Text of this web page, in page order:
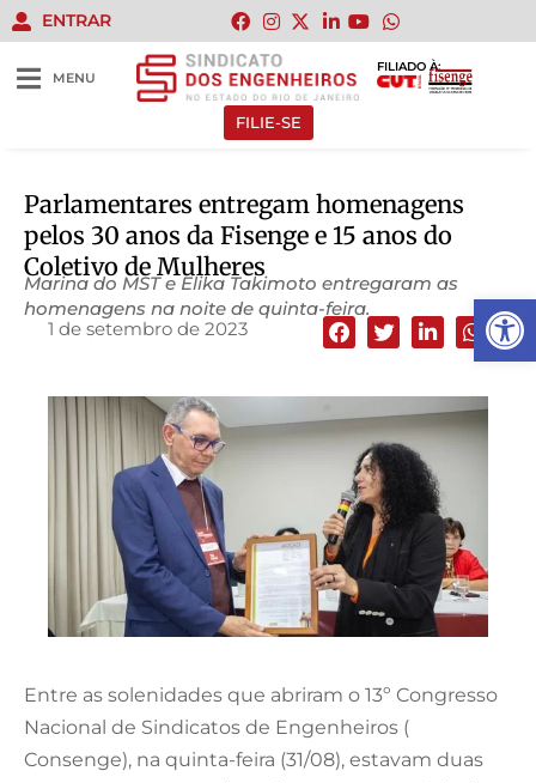
Abrir
ENTRAR
MENU
FILIADO À:
FILIE-SE
Parlamentares entregam homenagens
pelos 30 anos da Fisenge e 15 anos do
Coletivo de Mulheres
Marina do MST e Elika Takimoto entregaram as
homenagens na noite de quinta-feira.
1 de setembro de 2023
Entre as solenidades que abriram o 13º Congresso
Nacional de Sindicatos de Engenheiros (
Consenge), na quinta-feira (31/08), estavam duas